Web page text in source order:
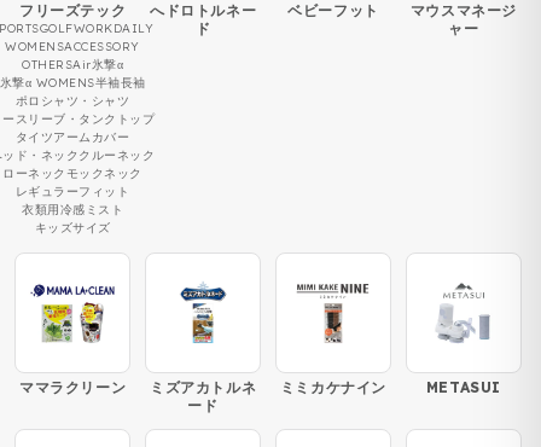
フリーズテック
GOLFWORKDAILY
WOMENSACCESSORY
OTHERSAir氷撃α
氷撃α WOMENS半袖長袖
ポロシャツ・シャツ
ースリーブ・タンクトップ
タイツアームカバー
ッド・ネック クルーネック
ローネック モックネック
レギュラーフィット
衣類用冷感ミスト
キッズサイズ
へドロトルネー
ド
ベビーフット
マウスマネージ
ャー
ママラクリーン
ミズアカトルネ
ード
ミミカケナイン METASUI